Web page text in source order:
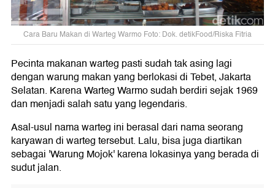
Cara Baru Makan di Warteg Warmo Foto: Dok. detikFood/Riska Fitria
Pecinta makanan warteg pasti sudah tak asing lagi
dengan warung makan yang berlokasi di Tebet, Jakarta
Selatan. Karena Warteg Warmo sudah berdiri sejak 1969
dan menjadi salah satu yang legendaris.
Asal-usul nama warteg ini berasal dari nama seorang
karyawan di warteg tersebut. Lalu, bisa juga diartikan
sebagai 'Warung Mojok' karena lokasinya yang berada di
sudut jalan.